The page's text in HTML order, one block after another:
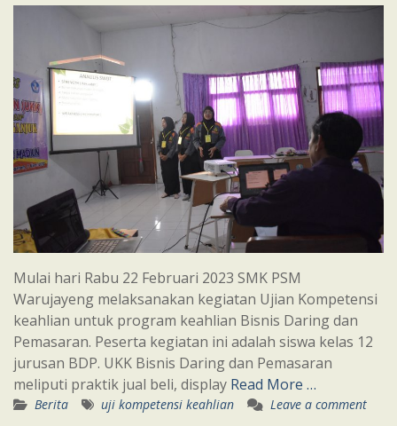
Mulai hari Rabu 22 Februari 2023 SMK PSM
Warujayeng melaksanakan kegiatan Ujian Kompetensi
keahlian untuk program keahlian Bisnis Daring dan
Pemasaran. Peserta kegiatan ini adalah siswa kelas 12
jurusan BDP. UKK Bisnis Daring dan Pemasaran
meliputi praktik jual beli, display Read More …
Berita uji kompetensi keahlian Leave a comment